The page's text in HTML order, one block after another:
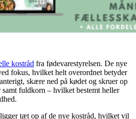
kostråd fra fødevarestyrelsen. De nye
fokus, hvilket helt overordnet betyder
skære ned på kødet og skruer op
fuldkorn – hvilket bestemt heller
tæt op af de nye kostråd, hvilket vil